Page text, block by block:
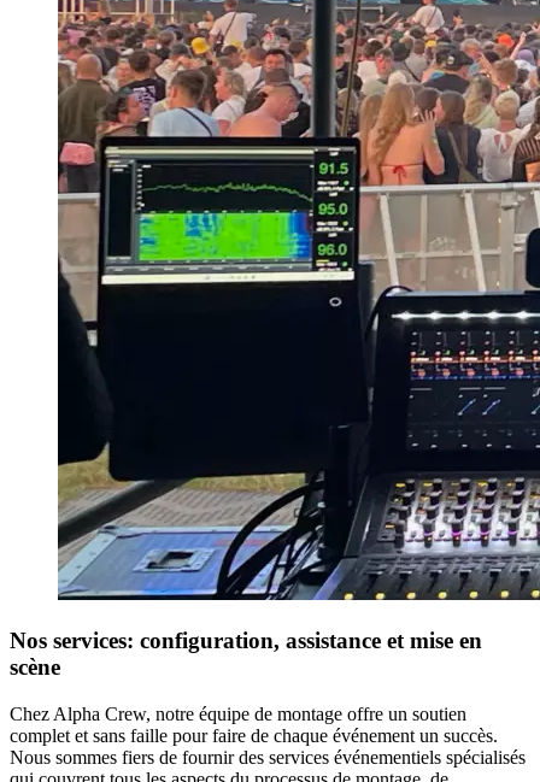
Nos services: configuration, assistance et mise en
scène
Chez Alpha Crew, notre équipe de montage offre un soutien
complet et sans faille pour faire de chaque événement un succès.
Nous sommes fiers de fournir des services événementiels spécialisés